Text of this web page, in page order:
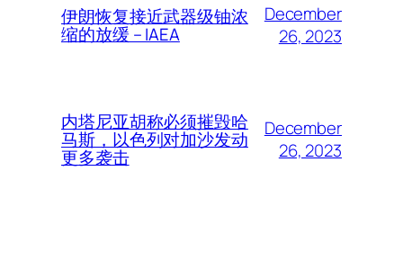
伊朗恢复接近武器级铀浓
缩的放缓 – IAEA
December
26, 2023
内塔尼亚胡称必须摧毁哈
马斯，以色列对加沙发动
更多袭击
December
26, 2023